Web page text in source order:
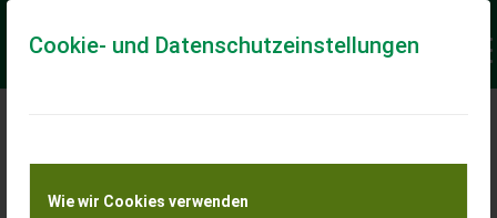
Cookie- und Datenschutzeinstellungen
Wie wir Cookies verwenden